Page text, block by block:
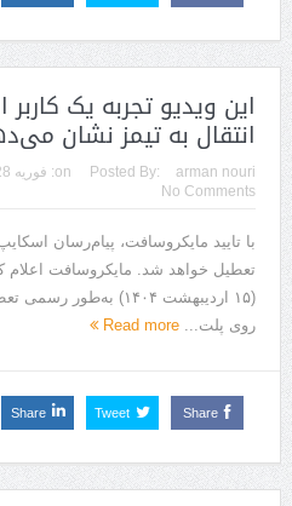
این ویدیو تجربه یک
انتقال به تیمز نشان
Posted By: arman nouri
on: فوریه 28, 2025
No Comments
(۱۵ اردیبهشت ۱۴۰۴)
روی پلت... Read more
Share
Tweet
Share